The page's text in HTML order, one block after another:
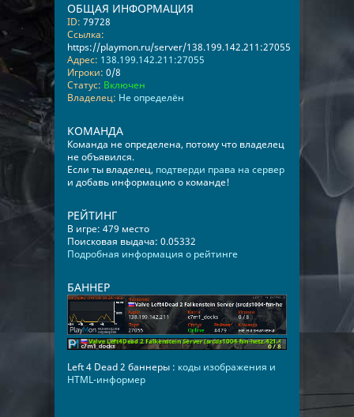
ОБЩАЯ ИНФОРМАЦИЯ
ID: 79728
Ссылка:
https://playmon.ru/server/138.199.142.211:27055
Адрес: 138.199.142.211:27055
Игроки: 0/8
Статус: Включен
Владелец: Не определён
КОМАНДА
Команда не определена, потому что владелец
не объявился.
Если ты владелец, подтверди права на сервер
и добавь информацию о команде!
РЕЙТИНГ
В игре: 479 место
Поисковая выдача: 0.05332
Подробная информация о рейтинге
БАННЕР
Left 4 Dead 2 баннеры : коды изображения и
HTML-информер